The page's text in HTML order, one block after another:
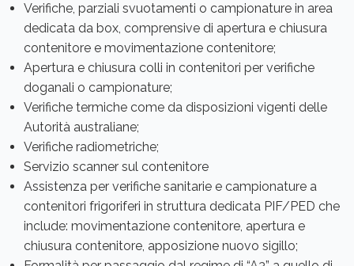
Verifiche, parziali svuotamenti o campionature in area
dedicata da box, comprensive di apertura e chiusura
contenitore e movimentazione contenitore;
Apertura e chiusura colli in contenitori per verifiche
doganali o campionature;
Verifiche termiche come da disposizioni vigenti delle
Autorità australiane;
Verifiche radiometriche;
Servizio scanner sul contenitore
Assistenza per verifiche sanitarie e campionature a
contenitori frigoriferi in struttura dedicata PIF/PED che
include: movimentazione contenitore, apertura e
chiusura contenitore, apposizione nuovo sigillo;